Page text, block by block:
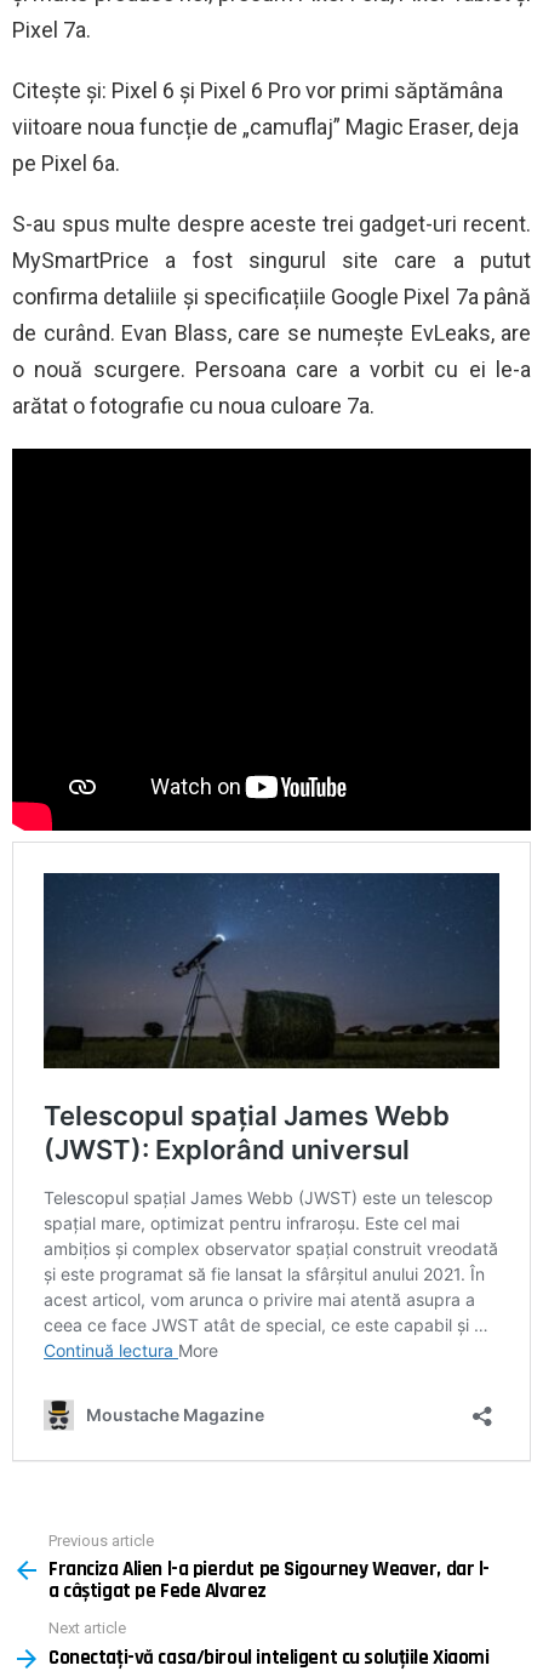
Pixel 7a.
Citește și: Pixel 6 și Pixel 6 Pro vor primi săptămâna
viitoare noua funcție de „camuflaj” Magic Eraser, deja
pe Pixel 6a.
S-au spus multe despre aceste trei gadget-uri recent.
MySmartPrice a fost singurul site care a putut
confirma detaliile și specificațiile Google Pixel 7a până
de curând. Evan Blass, care se numește EvLeaks, are
o nouă scurgere. Persoana care a vorbit cu ei le-a
arătat o fotografie cu noua culoare 7a.
more
Previous article
Franciza Alien l-a pierdut pe Sigourney Weaver, dar l-
a câștigat pe Fede Alvarez
Next article
Conectați-vă casa/biroul inteligent cu soluțiile Xiaomi